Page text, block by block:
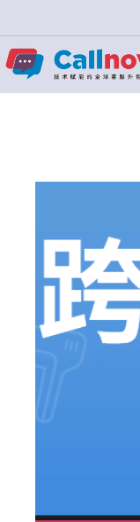
过
内
容